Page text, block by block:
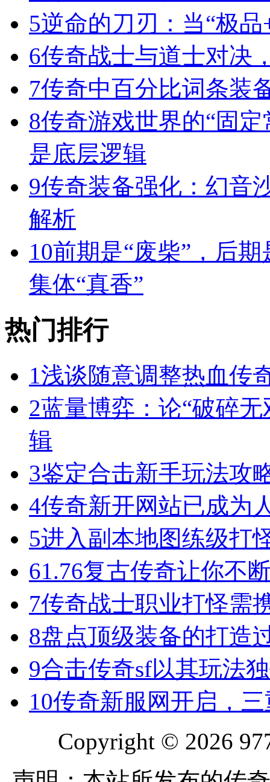
5逆命的刀刃：当“极
6传奇战士与道士对决
7传奇中百分比词条装
8传奇游戏世界的“固
是底层逻辑
9传奇装备强化：幻音
解析
10前期是“废柴”，后
集体“真香”
热门排行
1浅谈随意调整热血传
2蓝量博弈：论“破碎
辑
3鉴定合击新手玩法攻
4传奇新开网站已成为
5进入副本地图练级打
61.76复古传奇让你不
7传奇战士职业打怪需
8盘点顶级装备的打造
9合击传奇sf以其玩法
10传奇新服网开启，
Copyright © 2026